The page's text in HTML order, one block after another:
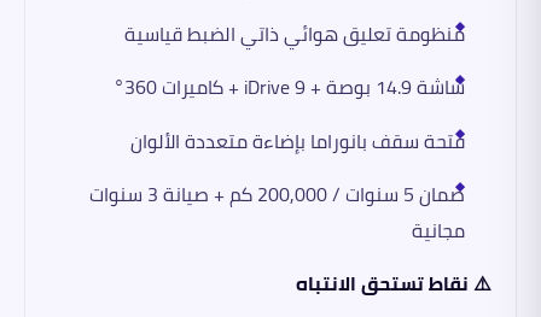
منظومة تعليق هوائي ذاتي الضبط قياسية
شاشة 14.9 بوصة + iDrive 9 + كاميرات 360°
فتحة سقف بانوراما بإضاءة متعددة الألوان
ضمان 5 سنوات / 200,000 كم + صيانة 3 سنوات
مجانية
⚠️ نقاط تستحق الانتباه